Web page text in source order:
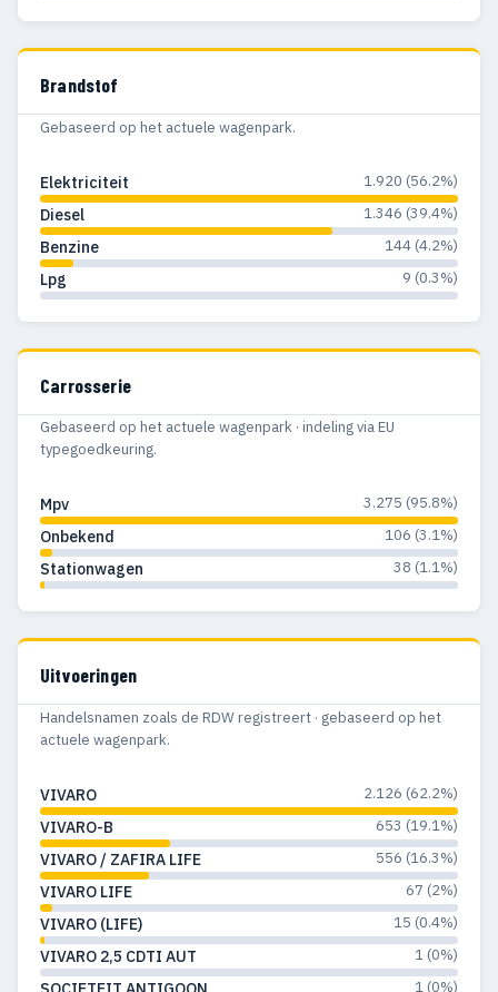
Brandstof
Gebaseerd op het actuele wagenpark.
Elektriciteit 1.920 (56.2%)
Diesel 1.346 (39.4%)
Benzine 144 (4.2%)
Lpg 9 (0.3%)
Carrosserie
Gebaseerd op het actuele wagenpark · indeling via EU
typegoedkeuring.
Mpv 3.275 (95.8%)
Onbekend 106 (3.1%)
Stationwagen 38 (1.1%)
Uitvoeringen
Handelsnamen zoals de RDW registreert · gebaseerd op het
actuele wagenpark.
VIVARO 2.126 (62.2%)
VIVARO-B 653 (19.1%)
VIVARO / ZAFIRA LIFE 556 (16.3%)
VIVARO LIFE 67 (2%)
VIVARO (LIFE) 15 (0.4%)
VIVARO 2,5 CDTI AUT 1 (0%)
1 (0%)